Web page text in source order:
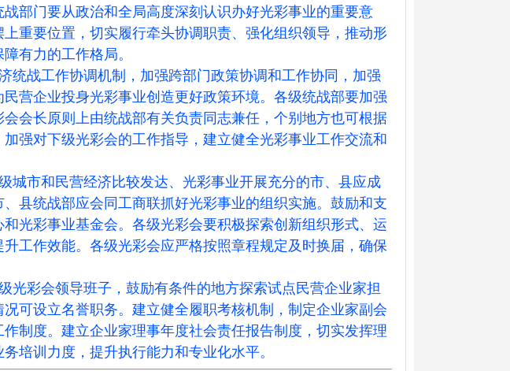
部门要从政治和全局高度深刻认识办好光彩事业的重要意
重要位置，切实履行牵头协调职责、强化组织领导，推动形
有力的工作格局。
统战工作协调机制，加强跨部门政策协调和工作协同，加强
营企业投身光彩事业创造更好政策环境。各级统战部要加强
会长原则上由统战部有关负责同志兼任，个别地方也可根据
强对下级光彩会的工作指导，建立健全光彩事业工作交流和
城市和民营经济比较发达、光彩事业开展充分的市、县应成
县统战部应会同工商联抓好光彩事业的组织实施。鼓励和支
光彩事业基金会。各级光彩会要积极探索创新组织形式、运
工作效能。各级光彩会应严格按照章程规定及时换届，确保
光彩会领导班子，鼓励有条件的地方探索试点民营企业家担
可设立名誉职务。建立健全履职考核机制，制定企业家副会
制度。建立企业家理事年度社会责任报告制度，切实发挥理
培训力度，提升执行能力和专业化水平。